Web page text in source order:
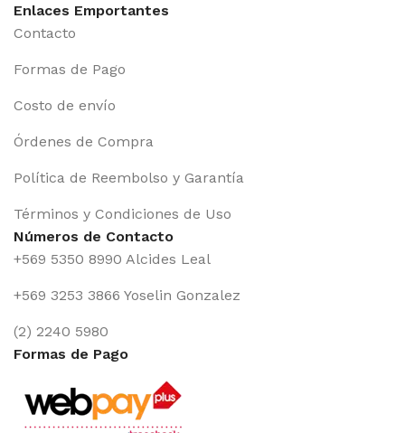
Enlaces Emportantes
Contacto
Formas de Pago
Costo de envío
Órdenes de Compra
Política de Reembolso y Garantía
Términos y Condiciones de Uso
Números de Contacto
+569 5350 8990 Alcides Leal
+569 3253 3866 Yoselin Gonzalez
(2) 2240 5980
Formas de Pago